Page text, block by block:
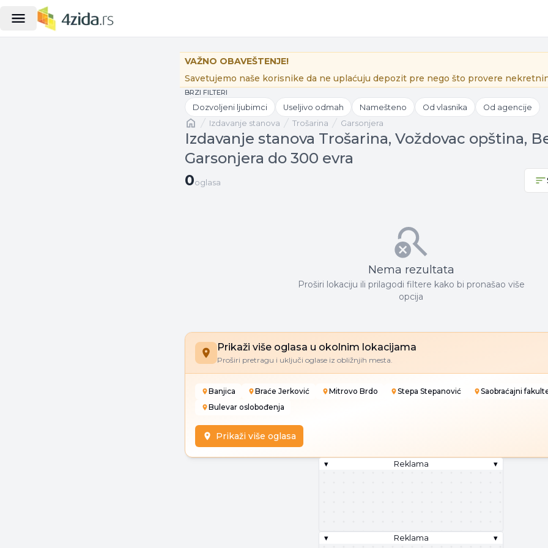
VAŽNO OBAVEŠTENJE!
Savetujemo naše korisnike da ne uplaćuju depozit pre nego što provere
BRZI FILTERI
Dozvoljeni ljubimci Useljivo odmah Namešteno Od vlasnika Od agencije
Naslovnaizdavanje stanova Trošarina Garsonjera
Izdavanje stanova Trošarina, Voždovac opština,
Garsonjera do 300 evra
0 oglasa
0oglasa
Nema rezultata
Proširi lokaciju ili prilagodi filtere kako bi pronašao više
opcija
Prikaži više oglasa u okolnim lokacijama
Proširi pretragu i uključi oglase iz obližnjih mesta.
Banjica Braće Jerković Mitrovo Brdo Stepa Stepanović
Saobraćajni
Bulevar oslobođenja
Prikaži više oglasa
▾ Reklama ▾
▾ Reklama ▾